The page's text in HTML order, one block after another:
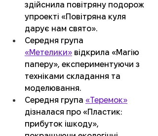
здійснила повітряну подорож
упроекті «Повітряна куля
дарує нам свято».
Середня група
«Метелики» відкрила «Магію
паперу», експериментуючи з
техніками складання та
моделювання.
Середня група «Теремок»
дізналася про «Пластик:
прибуток ішкоду»,